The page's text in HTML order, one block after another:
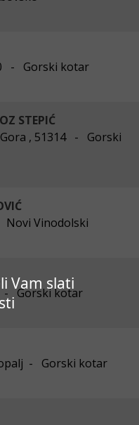
Vam slati
- Gorski kotar
STEPIĆ
Gora , 51314 - Gorski
Novi Vinodolski
- Gorski kotar
- Gorski kotar